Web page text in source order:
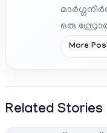
ഒരു
More
Related Stories